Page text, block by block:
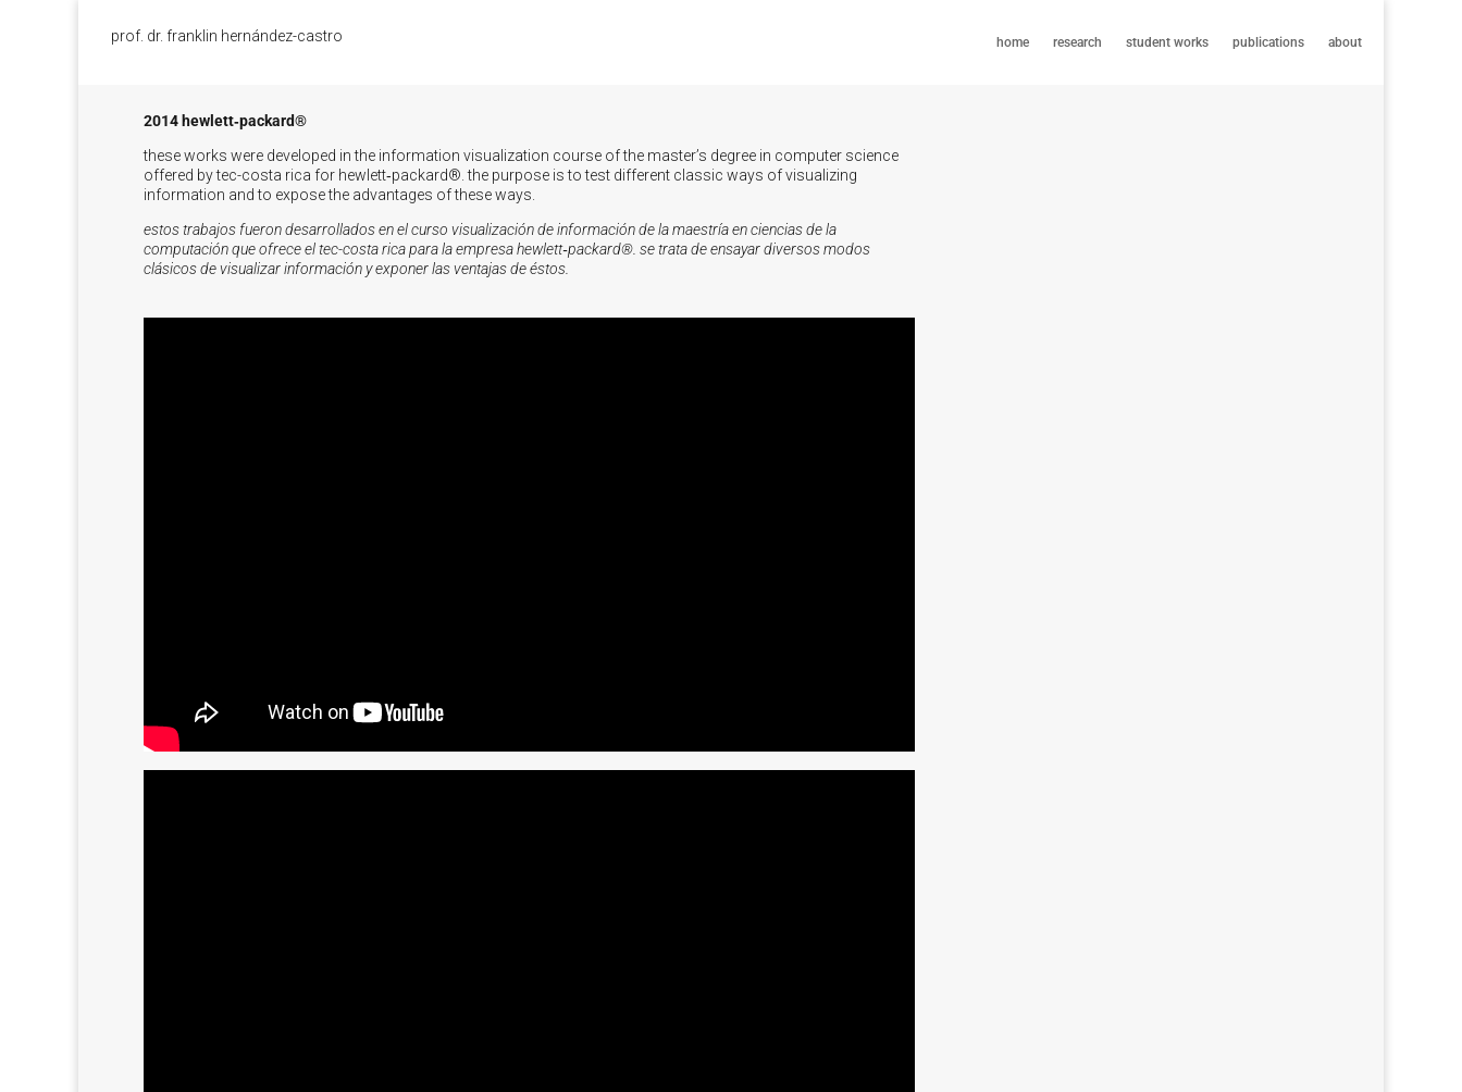
prof. dr. franklin hernández-castro home research student works publications about
2014 hewlett‑packard®
these works were developed in the information visualization course of the master’s degree in computer science
offered by tec-costa rica for hewlett‑packard®. the purpose is to test different classic ways of visualizing
information and to expose the advantages of these ways.
estos trabajos fueron desarrollados en el curso visualización de información de la maestría en ciencias de la
computación que ofrece el tec-costa rica para la empresa hewlett‑packard®. se trata de ensayar diversos modos
clásicos de visualizar información y exponer las ventajas de éstos.